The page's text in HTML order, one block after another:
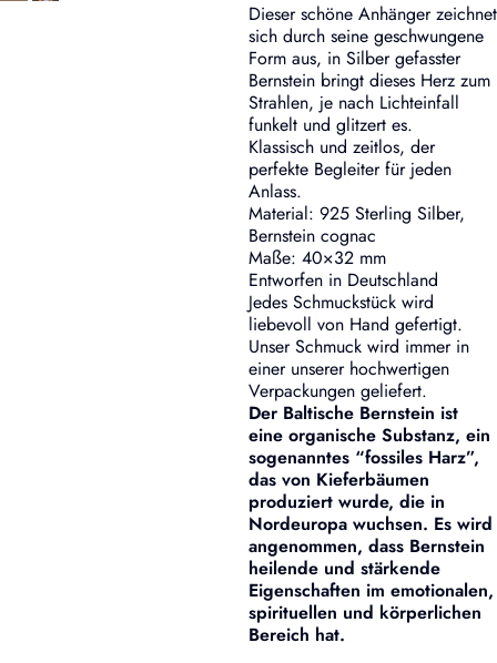
Dieser schöne Anhänger zeichnet
sich durch seine geschwungene
Form aus, in Silber gefasster
Bernstein bringt dieses Herz zum
Strahlen, je nach Lichteinfall
funkelt und glitzert es.
Klassisch und zeitlos, der
perfekte Begleiter für jeden
Anlass.
Material: 925 Sterling Silber,
Bernstein cognac
Maße: 40×32 mm
Entworfen in Deutschland
Jedes Schmuckstück wird
liebevoll von Hand gefertigt.
Unser Schmuck wird immer in
einer unserer hochwertigen
Verpackungen geliefert.
Der Baltische Bernstein ist
eine organische Substanz, ein
sogenanntes “fossiles Harz”,
das von Kieferbäumen
produziert wurde, die in
Nordeuropa wuchsen. Es wird
angenommen, dass Bernstein
heilende und stärkende
Eigenschaften im emotionalen,
spirituellen und körperlichen
Bereich hat.